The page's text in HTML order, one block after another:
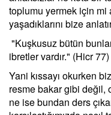
toplumu yermek için mi
yaşadıklarını bize
"Kuşkusuz bütün
ibretler vardır." (Hicr 77)
Yani kıssayı okurken
resme bakar gibi değil,
ne ise bundan ders